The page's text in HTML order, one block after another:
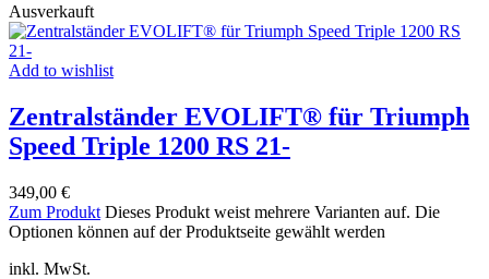
Ausverkauft
Add to wishlist
Zentralständer EVOLIFT® für Triumph
Speed Triple 1200 RS 21-
349,00 €
Zum Produkt Dieses Produkt weist mehrere Varianten auf. Die
Optionen können auf der Produktseite gewählt werden
inkl. MwSt.